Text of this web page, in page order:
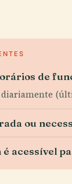
de
diariamente
ou
é acessível